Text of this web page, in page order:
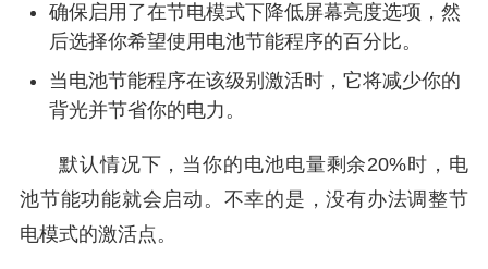
确保启用了在节电模式下降低屏幕亮度选项，然
后选择你希望使用电池节能程序的百分比。
当电池节能程序在该级别激活时，它将减少你的
背光并节省你的电力。
默认情况下，当你的电池电量剩余20%时，电
池节能功能就会启动。不幸的是，没有办法调整节
电模式的激活点。